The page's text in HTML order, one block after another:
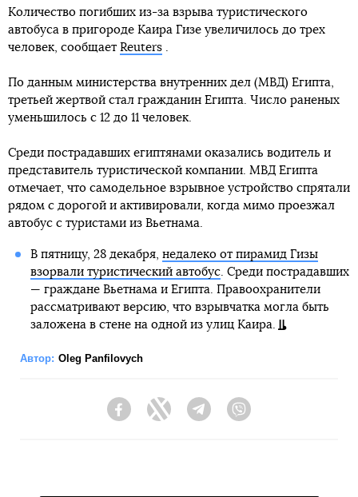
Количество погибших из-за взрыва туристического
автобуса в пригороде Каира Гизе увеличилось до трех
человек, сообщает Reuters
По данным министерства внутренних дел (МВД) Египта,
третьей жертвой стал гражданин Египта. Число раненых
уменьшилось с 12 до 11 человек.
Среди пострадавших египтянами оказались водитель и
представитель туристической компании. МВД Египта
отмечает, что самодельное взрывное устройство спрятали
рядом с дорогой и активировали, когда мимо проезжал
автобус с туристами из Вьетнама.
В пятницу, 28 декабря, недалеко от пирамид Гизы
взорвали туристический автобус. Среди пострадавших
— граждане Вьетнама и Египта. Правоохранители
рассматривают версию, что взрывчатка могла быть
заложена в стене на одной из улиц Каира.
Автор: Oleg Panfilovych
FacebookTwitter Telegram